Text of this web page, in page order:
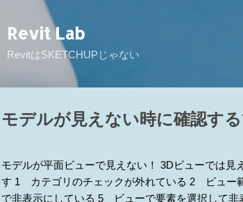
Revit Lab
RevitはSKETCHUPじゃない
モデルが見えない時に確認す
モデルが平面ビューで見えない！ 3Dビューでは
す 1 カテゴリのチェックが外れている 2 ビュー
で非表示にしている 5 ビューで要素を選択して